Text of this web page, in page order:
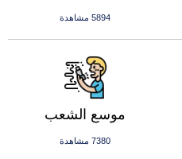
5894 مشاهدة
موسع الشعب
7380 مشاهدة